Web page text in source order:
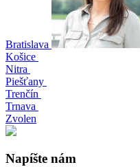
Bratislava
Košice
Nitra
Piešťany
Trenčín
Trnava
Zvolen
Napíšte nám